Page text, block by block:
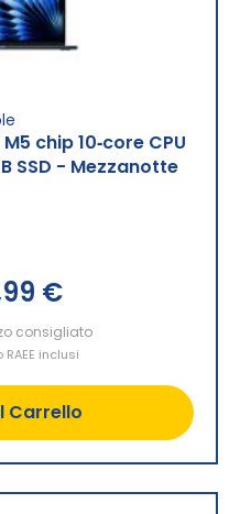
chip 10‑core CPU
SSD - Mezzanotte
€
consigliato
inclusi
Carrello